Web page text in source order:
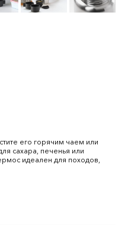
его горячим чаем или
сахара, печенья или
идеален для походов,